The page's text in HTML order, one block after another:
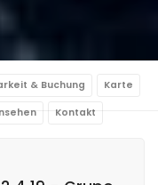
& Buchung Karte
Kontakt